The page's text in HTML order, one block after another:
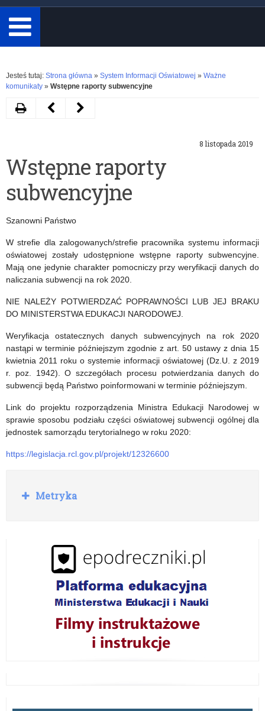
minimum
3
znaki.
Rozwiń
Jesteś tutaj: Strona główna » System Informacji Oświatowej » Ważne
komunikaty » Wstępne raporty subwencyjne
8 listopada 2019
Wstępne raporty
subwencyjne
Szanowni Państwo
W strefie dla zalogowanych/strefie pracownika systemu informacji
oświatowej zostały udostępnione wstępne raporty subwencyjne.
Mają one jedynie charakter pomocniczy przy weryfikacji danych do
naliczania subwencji na rok 2020.
NIE NALEŻY POTWIERDZAĆ POPRAWNOŚCI LUB JEJ BRAKU
DO MINISTERSTWA EDUKACJI NARODOWEJ.
Weryfikacja ostatecznych danych subwencyjnych na rok 2020
nastąpi w terminie późniejszym zgodnie z art. 50 ustawy z dnia 15
kwietnia 2011 roku o systemie informacji oświatowej (Dz.U. z 2019
r. poz. 1942). O szczegółach procesu potwierdzania danych do
subwencji będą Państwo poinformowani w terminie późniejszym.
Link do projektu rozporządzenia Ministra Edukacji Narodowej w
sprawie sposobu podziału części oświatowej subwencji ogólnej dla
jednostek samorządu terytorialnego w roku 2020:
https://legislacja.rcl.gov.pl/projekt/12326600
DrukujNastępny
terminu
weryfikacji
prawidłowości
danych
22
2020
r.
Poprzedni
–
Orzeczenia/opinie
merytoryczny
R
o
Metryka